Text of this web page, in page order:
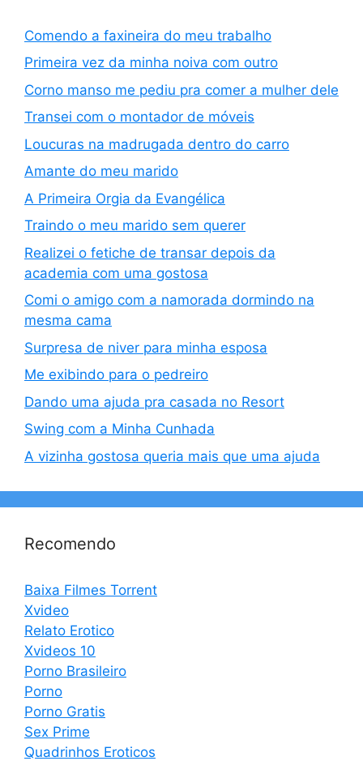
Comendo a faxineira do meu trabalho
Primeira vez da minha noiva com outro
Corno manso me pediu pra comer a mulher dele
Transei com o montador de móveis
Loucuras na madrugada dentro do carro
Amante do meu marido
A Primeira Orgia da Evangélica
Traindo o meu marido sem querer
Realizei o fetiche de transar depois da
academia com uma gostosa
Comi o amigo com a namorada dormindo na
mesma cama
Surpresa de niver para minha esposa
Me exibindo para o pedreiro
Dando uma ajuda pra casada no Resort
Swing com a Minha Cunhada
A vizinha gostosa queria mais que uma ajuda
Recomendo
Baixa Filmes Torrent
Xvideo
Relato Erotico
Xvideos 10
Porno Brasileiro
Porno
Porno Gratis
Sex Prime
Quadrinhos Eroticos